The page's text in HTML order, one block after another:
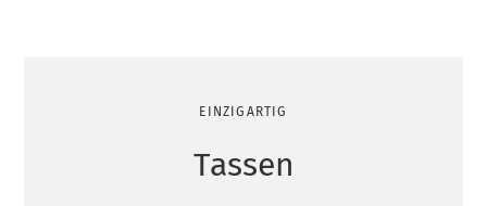
EINZIGARTIG
Tassen